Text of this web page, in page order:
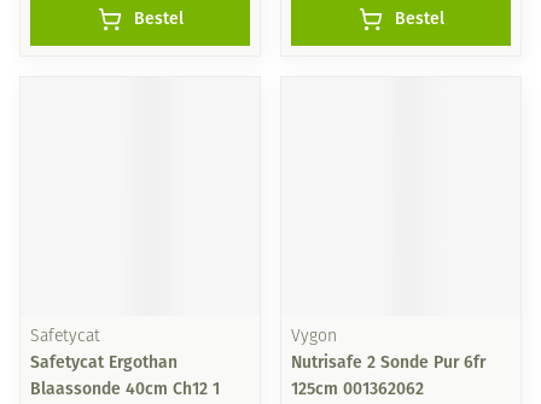
Bestel Bestel
Safetycat
Safetycat Ergothan
Blaassonde 40cm Ch12 1
Vygon
Nutrisafe 2 Sonde Pur 6fr
125cm 001362062